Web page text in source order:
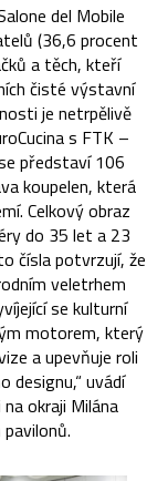
del Mobile
(36,6 procent
a těch, kteří
čisté výstavní
je netrpělivě
s FTK –
představí 106
koupelen, která
Celkový obraz
do 35 let a 23
čísla potvrzují, že
veletrhem
se kulturní
motorem, který
a upevňuje roli
designu,“ uvádí
okraji Milána